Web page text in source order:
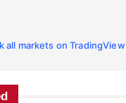
all markets on TradingView